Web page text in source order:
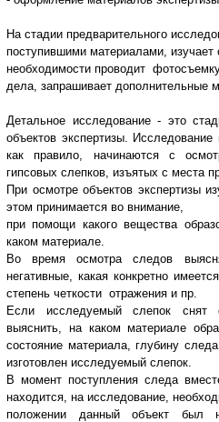
На стадии предварительного
поступившими материалами, изучает
необходимости проводит
дела, запрашивает дополнительные
Детальное исследование - это
объектов экспертизы.
как правило, начинаются с
гипсовых слепков, изъятых с места
При осмотре объектов экспертизы
этом принимается во внимание,
при помощи какого вещества
каком материале.
Во время осмотра следов
негативные, какая конкретно
степень четкости отражения и пр.
Если исследуемый слепок
выяснить, на каком материале
состояние материала, глубину
изготовлен исследуемый слепок.
В момент поступления следа
находится, на исследование,
положении данный объект был